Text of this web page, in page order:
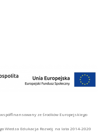
ze środków Europejskiego
Wiedza Edukacja Rozwój na lata 2014-2020